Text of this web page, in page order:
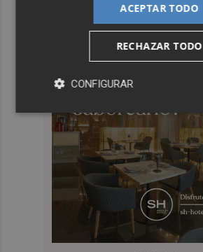
ACEPTAR TODO
RECHAZAR TODO
CONFIGURAR